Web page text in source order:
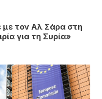
με τον Αλ Σάρα στη
για τη Συρία»